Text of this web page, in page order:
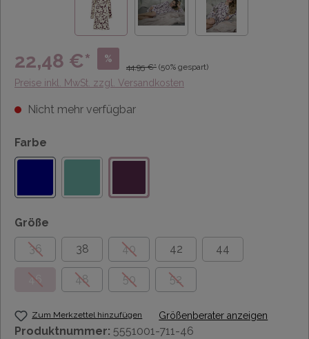
22,48 €* %
44,95 €* (50% gespart)
Preise inkl. MwSt. zzgl. Versandkosten
Nicht mehr verfügbar
Farbe
Größe
36
38 40 42 44
46 48 50 52
Zum Merkzettel hinzufügen Größenberater anzeigen
Produktnummer: 5551001-711-46